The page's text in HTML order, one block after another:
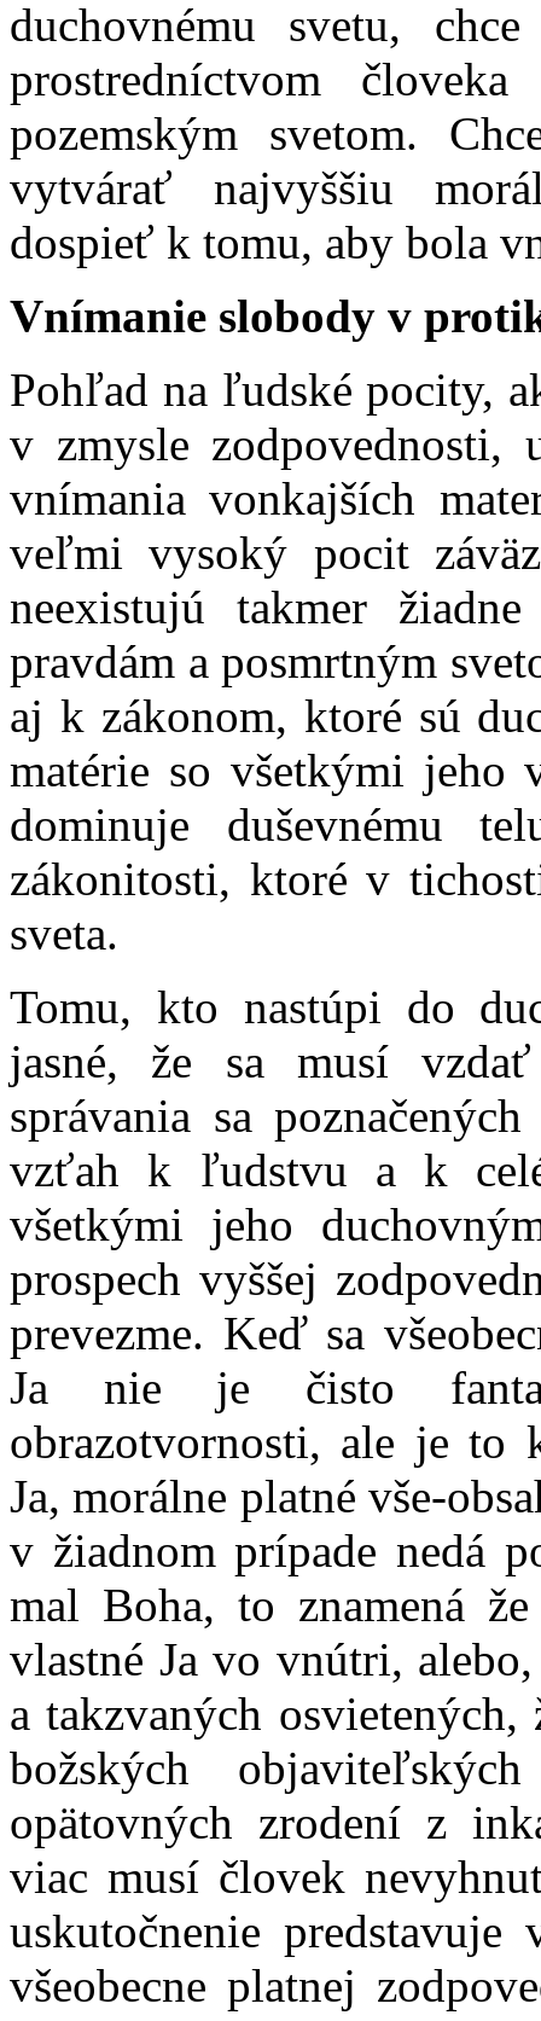
duchovnému svetu,
prostredníctvom
pozemským svetom.
vytvárať najvyššiu
dospieť k tomu, aby bola
Vnímanie slobody v
Pohľad na ľudské pocity,
v zmysle zodpovednosti,
vnímania vonkajších
veľmi vysoký pocit
neexistujú takmer
pravdám a posmrtným
aj k zákonom, ktoré sú
matérie so všetkými
dominuje duševnému
zákonitosti, ktoré v
sveta.
Tomu, kto nastúpi do
jasné, že sa musí
správania sa
vzťah k ľudstvu a k
všetkými jeho
prospech vyššej
prevezme. Keď sa
Ja nie je čisto
obrazotvornosti, ale je to
Ja, morálne platné vše-
v žiadnom prípade nedá
mal Boha, to znamená
vlastné Ja vo vnútri,
a takzvaných
božských
opätovných zrodení z
viac musí človek
uskutočnenie
všeobecne platnej